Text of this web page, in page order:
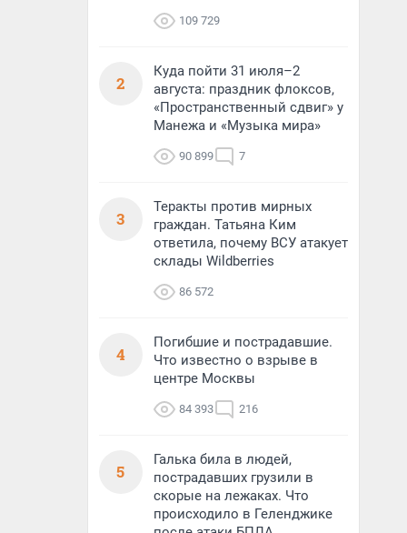
109 729
2
Куда пойти 31 июля–2
августа: праздник флоксов,
«Пространственный сдвиг» у
Манежа и «Музыка мира»
90 899 7
3
Теракты против мирных
граждан. Татьяна Ким
ответила, почему ВСУ атакует
склады Wildberries
86 572
4
Погибшие и пострадавшие.
Что известно о взрыве в
центре Москвы
84 393 216
5
Галька била в людей,
пострадавших грузили в
скорые на лежаках. Что
происходило в Геленджике